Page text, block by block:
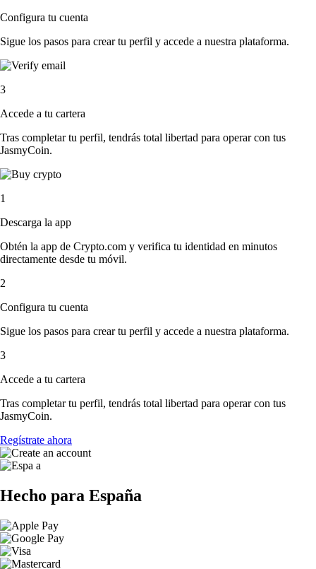
Configura tu cuenta
Sigue los pasos para crear tu perfil y accede a nuestra plataforma.
3
Accede a tu cartera
Tras completar tu perfil, tendrás total libertad para operar con tus
JasmyCoin.
1
Descarga la app
Obtén la app de Crypto.com y verifica tu identidad en minutos
directamente desde tu móvil.
2
Configura tu cuenta
Sigue los pasos para crear tu perfil y accede a nuestra plataforma.
3
Accede a tu cartera
Tras completar tu perfil, tendrás total libertad para operar con tus
JasmyCoin.
Regístrate ahora
Hecho para España